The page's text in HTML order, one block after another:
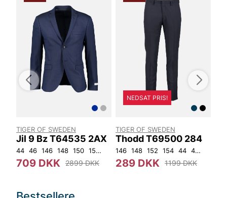
TIGER OF SWEDEN
Jil 9 Bz T64535 2AX
44 46 146 148 150 152 96 100 104 108
709 DKK 2899 DKK
NEDSAT PRIS!
TIGER OF SWEDEN
Thodd T69500 284
146 148 152 154 44 46
289 DKK 1199 DKK